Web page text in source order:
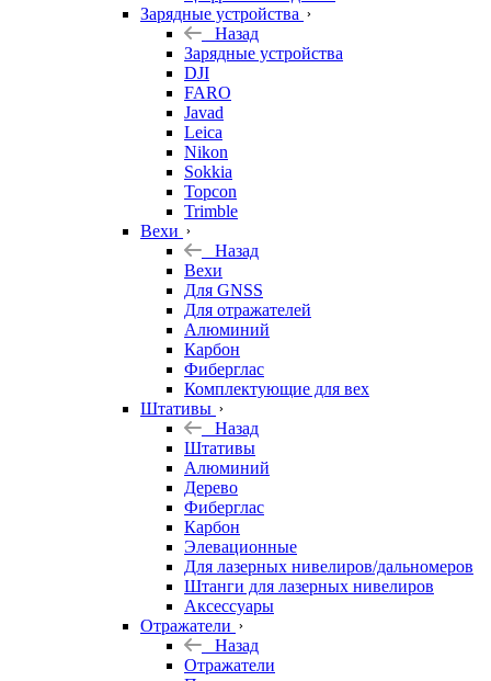
Зарядные устройства
Назад
Зарядные устройства
DJI
FARO
Javad
Leica
Nikon
Sokkia
Topcon
Trimble
Вехи
Назад
Вехи
Для GNSS
Для отражателей
Алюминий
Карбон
Фиберглас
Комплектующие для вех
Штативы
Назад
Штативы
Алюминий
Дерево
Фиберглас
Карбон
Элевационные
Для лазерных нивелиров/дальномеров
Штанги для лазерных нивелиров
Аксессуары
Отражатели
Назад
Отражатели